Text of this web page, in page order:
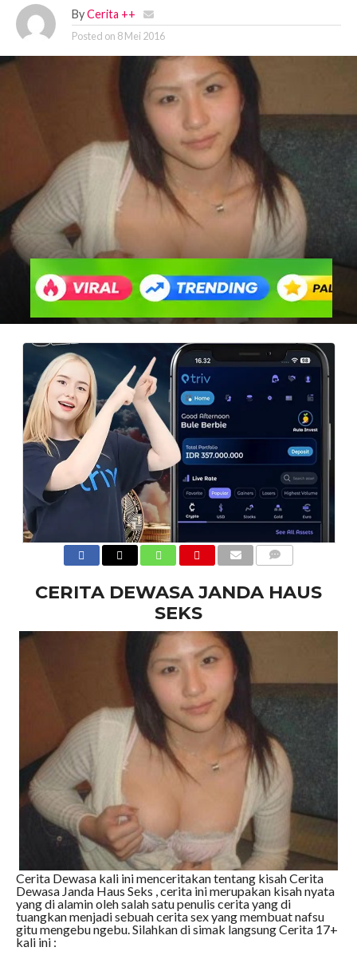
By Cerita ++
Posted on 8 Mei 2016
CERITA DEWASA JANDA HAUS
SEKS
Cerita Dewasa kali ini menceritakan tentang kisah Cerita
Dewasa Janda Haus Seks , cerita ini merupakan kisah nyata
yang di alamin oleh salah satu penulis cerita yang di
tuangkan menjadi sebuah cerita sex yang membuat nafsu
gitu mengebu ngebu. Silahkan di simak langsung Cerita 17+
kali ini :